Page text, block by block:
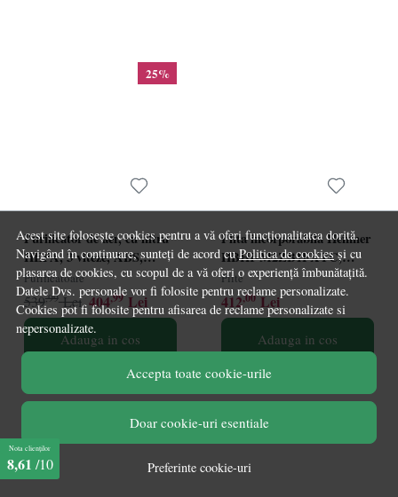
25%
Purificator de aer, cu filtru
HEPA, 3 viteze, ABS,
alb/negru, 32,7 x 22 x 55,8
cm, Resigilat, Grad A
Purificatoare
404,99 Lei
539,99 Lei
Adauga in cos
Plita incorporabila Heinner
HBHI-M2ZB1FXTC,
Inductie, 2 zone de gatit,
Latime 30cm, Bridge,
Boost, Control Touch,
Timer, Sticla neagra
Plite
412,00 Lei
Adauga in cos
Acest site folosește cookies pentru a vă oferi funcționalitatea dorită.
Navigând în continuare, sunteți de acord cuPolitica de cookiesși cu
plasarea de cookies, cu scopul de a vă oferi o experiență îmbunătațită.
Datele Dvs. personale vor fi folosite pentru reclame personalizate.
Cookies pot fi folosite pentru afisarea de reclame personalizate si
nepersonalizate.
Accepta toate cookie-urile
Doar cookie-uri esentiale
Preferinte cookie-uri
Nota clienților
8,61 /10